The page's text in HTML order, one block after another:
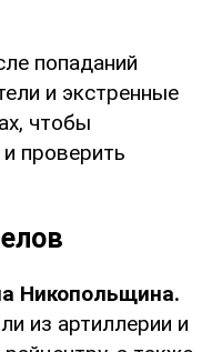
попаданий
и экстренные
чтобы
проверить
Никопольщина.
из артиллерии и